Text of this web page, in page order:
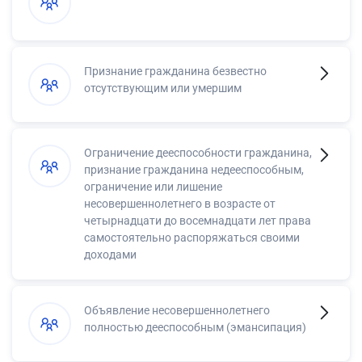
Признание гражданина безвестно
отсутствующим или умершим
Ограничение дееспособности гражданина,
признание гражданина недееспособным,
ограничение или лишение
несовершеннолетнего в возрасте от
четырнадцати до восемнадцати лет права
самостоятельно распоряжаться своими
доходами
Объявление несовершеннолетнего
полностью дееспособным (эмансипация)